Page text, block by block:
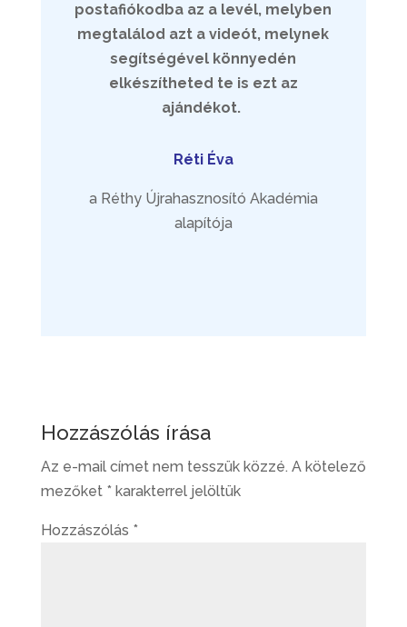
postafiókodba az a levél, melyben
megtalálod azt a videót, melynek
segítségével könnyedén
elkészítheted te is ezt az
ajándékot.
Réti Éva
a Réthy Újrahasznosító Akadémia
alapítója
Hozzászólás írása
Az e-mail címet nem tesszük közzé. A kötelező
mezőket *karakterrel jelöltük
Hozzászólás *